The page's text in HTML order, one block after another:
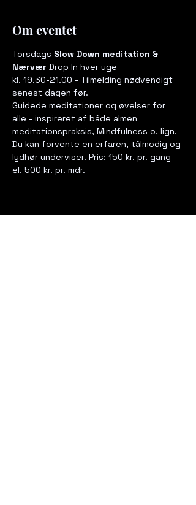
Om eventet
Torsdags Slow Down meditation &
Nærvær Drop In hver uge
kl. 19.30-21.00 - Tilmelding nødvendigt
senest dagen før.
Guidede meditationer og øvelser for
alle - inspireret af både almen
meditationspraksis, Mindfulness o. lign.
Du kan forvente en erfaren, tålmodig og
lydhør underviser. Pris: 150 kr. pr. gang
el. 500 kr. pr. mdr.